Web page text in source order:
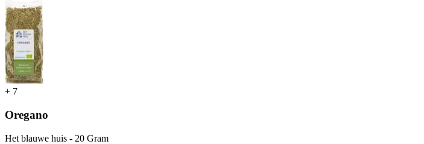
+ 7
Oregano
Het blauwe huis - 20 Gram